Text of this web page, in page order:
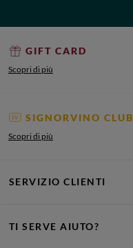
GIFT CARD
Scopri di più
SIGNORVINO CLUB
Scopri di più
SERVIZIO CLIENTI
TI SERVE AIUTO?